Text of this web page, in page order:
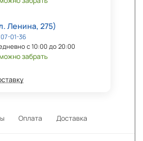
Ленина, 275)
01-36
с 10:00 до 20:00
забрать
Оплата Доставка